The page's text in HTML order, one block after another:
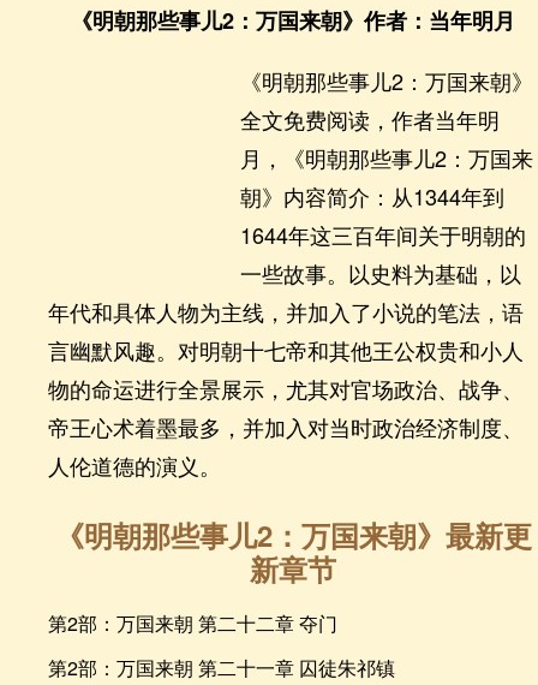
《明朝那些事儿2：万国来朝》作者：当年明月
《明朝那些事儿2：万国来朝》
全文免费阅读，作者当年明
月，《明朝那些事儿2：万国来
朝》内容简介：从1344年到
1644年这三百年间关于明朝的
一些故事。以史料为基础，以
年代和具体人物为主线，并加入了小说的笔法，语
言幽默风趣。对明朝十七帝和其他王公权贵和小人
物的命运进行全景展示，尤其对官场政治、战争、
帝王心术着墨最多，并加入对当时政治经济制度、
人伦道德的演义。
《明朝那些事儿2：万国来朝》最新更
新章节
第2部：万国来朝 第二十二章 夺门
第2部：万国来朝 第二十一章 囚徒朱祁镇